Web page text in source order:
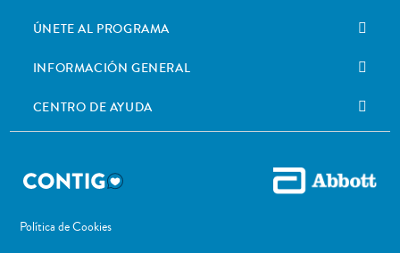
ÚNETE AL PROGRAMA
INFORMACIÓN GENERAL
CENTRO DE AYUDA
Política de Cookies